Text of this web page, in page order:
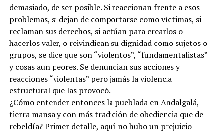
demasiado, de ser posible. Si reaccionan frente a esos
problemas, si dejan de comportarse como víctimas, si
reclaman sus derechos, si actúan para crearlos o
hacerlos valer, o reivindican su dignidad como sujetos o
grupos, se dice que son “violentos”, “fundamentalistas”
y cosas aun peores. Se denuncian sus acciones y
reacciones “violentas” pero jamás la violencia
estructural que las provocó.
¿Cómo entender entonces la pueblada en Andalgalá,
tierra mansa y con más tradición de obediencia que de
rebeldía? Primer detalle, aquí no hubo un prejuicio